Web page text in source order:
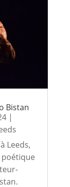
Bistan
|
Leeds,
poétique